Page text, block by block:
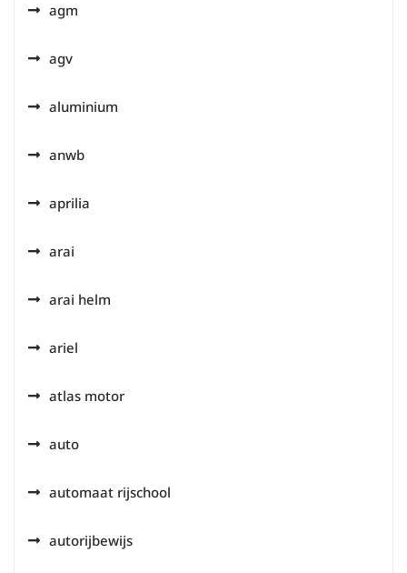
agm
agv
aluminium
anwb
aprilia
arai
arai helm
ariel
atlas motor
auto
automaat rijschool
autorijbewijs